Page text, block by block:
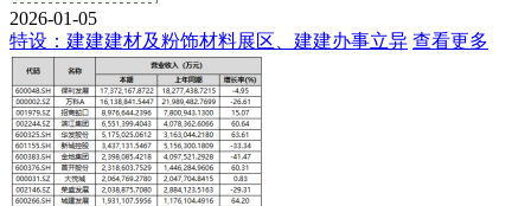
2026-01-05
特设：建建建材及粉饰材料展区、建建办事立异 查看更多